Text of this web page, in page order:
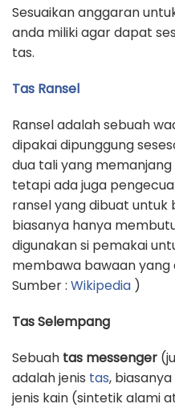
Sesuaikan anggaran
anda miliki agar dapat
tas.
Tas Ransel
Ransel adalah sebuah
dipakai dipunggung
dua tali yang
tetapi ada juga
ransel yang dibuat
biasanya hanya
digunakan si pemakai
membawa bawaan yang
Sumber : Wikipedia )
Tas Selempang
Sebuah tas messenger
adalah jenis tas,
jenis kain (sintetik alami